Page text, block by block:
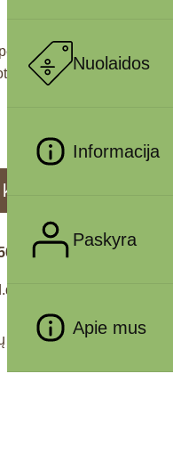
Nuolaidos
Informacija
Paskyra
Apie mus
avižomis ir
suaugusioms